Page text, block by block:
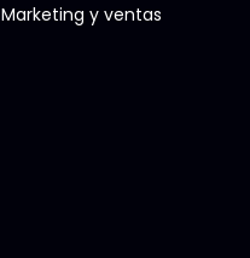
Marketing y ventas